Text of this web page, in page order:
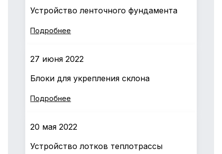
Устройство ленточного фундамента
Подробнее
27 июня 2022
Блоки для укрепления склона
Подробнее
20 мая 2022
Устройство лотков теплотрассы